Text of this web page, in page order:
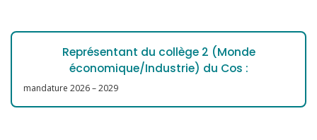
Représentant du collège 2 (Monde
économique/Industrie) du Cos :
mandature 2026 – 2029